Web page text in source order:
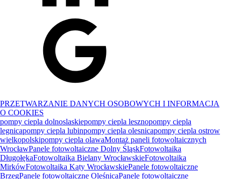
PRZETWARZANIE DANYCH OSOBOWYCH I INFORMACJA
O COOKIES
pompy ciepla dolnoslaskiepompy ciepla lesznopompy ciepla
legnicapompy ciepla lubinpompy ciepla olesnicapompy ciepla ostrow
wielkopolskipompy ciepla olawaMontaż paneli fotowoltaicznych
WrocławPanele fotowoltaiczne Dolny ŚląskFotowoltaika
DługołękaFotowoltaika Bielany WrocławskieFotowoltaika
MirkówFotowoltaika Kąty WrocławskiePanele fotowoltaiczne
BrzegPanele fotowoltaiczne OleśnicaPanele fotowoltaiczne